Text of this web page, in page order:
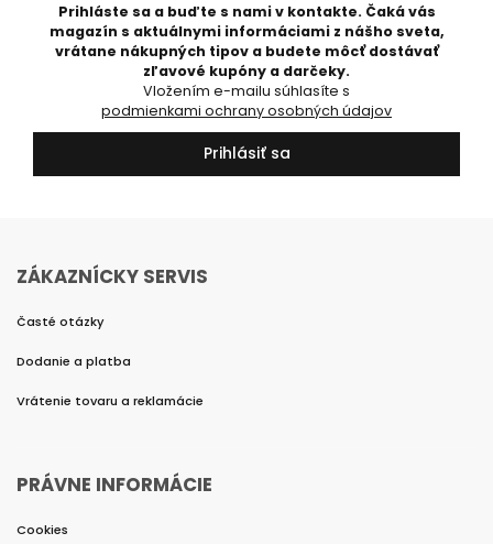
Prihláste sa a buďte s nami v kontakte. Čaká vás
magazín s aktuálnymi informáciami z nášho sveta,
vrátane nákupných tipov a budete môcť dostávať
zľavové kupóny a darčeky.
podmienkami ochrany osobných údajov
Prihlásiť sa
ZÁKAZNÍCKY SERVIS
Časté otázky
Dodanie a platba
Vrátenie tovaru a reklamácie
PRÁVNE INFORMÁCIE
Cookies